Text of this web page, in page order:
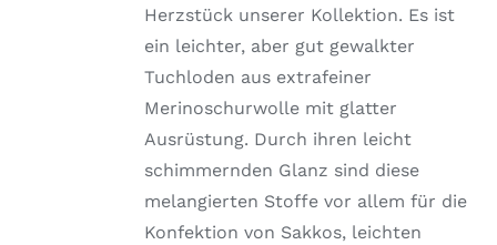
PRODUKTSEITE
Herzstück unserer Kollektion. Es ist
ein leichter, aber gut gewalkter
Tuchloden aus extrafeiner
Merinoschurwolle mit glatter
Ausrüstung. Durch ihren leicht
schimmernden Glanz sind diese
melangierten Stoffe vor allem für die
Konfektion von Sakkos, leichten